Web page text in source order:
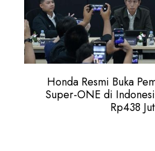
Honda Resmi Buka
Super-ONE di
Rp438